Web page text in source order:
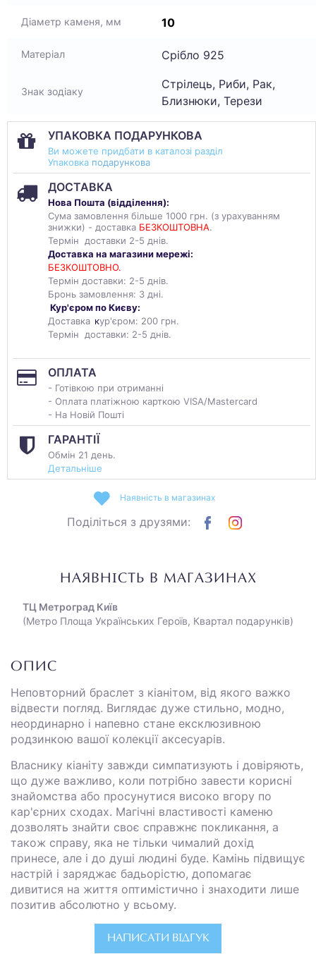
Діаметр каменя, мм 10
Матеріал Срібло 925
Знак зодіаку
Стрілець, Риби, Рак,
Близнюки, Терези
УПАКОВКА ПОДАРУНКОВА
Ви можете придбати в каталозі разділ
Упаковка подарункова
ДОСТАВКА
Нова Пошта (відділення):
Сума замовлення більше 1000 грн. (з урахуванням
знижки) - доставка БЕЗКОШТОВНА.
Термін доставки 2-5 днів.
Доставка на магазини мережі:
БЕЗКОШТОВНО.
Термін доставки: 2-5 днів.
Бронь замовлення: 3 дні.
Кур'єром по Києву:
Доставка кур'єром: 200 грн.
Термін доставки: 2-5 днів.
ОПЛАТА
- Готівкою при отриманні
- Оплата платіжною карткою VISA/Mastercard
- На Новій Пошті
ГАРАНТІЇ
Обмін 21 день.
Детальніше
Наявність в магазинах
Поділіться з друзями:
НАЯВНІСТЬ В МАГАЗИНАХ
ТЦ Метроград Київ
(Метро Площа Українських Героїв, Квартал подарунків)
ОПИС
Неповторний браслет з кіанітом, від якого важко
відвести погляд. Виглядає дуже стильно, модно,
неординарно і напевно стане ексклюзивною
родзинкою вашої колекції аксесуарів.
Власнику кіаніту завжди симпатизують і довіряють,
що дуже важливо, коли потрібно завести корисні
знайомства або просунутися високо вгору по
кар'єрних сходах. Магічні властивості каменю
дозволять знайти своє справжнє покликання, а
також справу, яка не тільки чималий дохід
принесе, але і до душі людині буде. Камінь підвищує
настрій і заряджає бадьорістю, допомагає
дивитися на життя оптимістично і знаходити лише
позитив абсолютно у всьому.
НАПИСАТИ ВІДГУК